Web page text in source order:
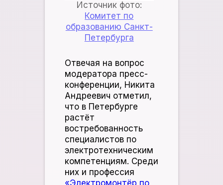
Источник фото:
Комитет по
образованию Санкт-
Петербурга
Отвечая на вопрос
модератора пресс-
конференции, Никита
Андреевич отметил,
что в Петербурге
растёт
востребованность
специалистов по
электротехническим
компетенциям. Среди
них и профессия
«Электромонтёр по